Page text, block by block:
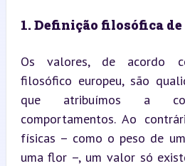
1. Definição filosófica
Os valores, de acordo
filosófico europeu, são
que atribuímos a
comportamentos. Ao
físicas – como o peso de
uma flor –, um valor só